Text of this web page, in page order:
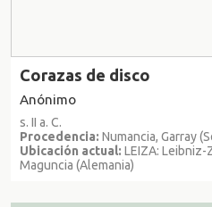
Corazas de disco
Anónimo
s. II a. C.
Procedencia: Numancia, Garray
Ubicación actual: LEIZA:
Maguncia (Alemania)